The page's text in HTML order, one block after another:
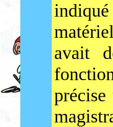
avait